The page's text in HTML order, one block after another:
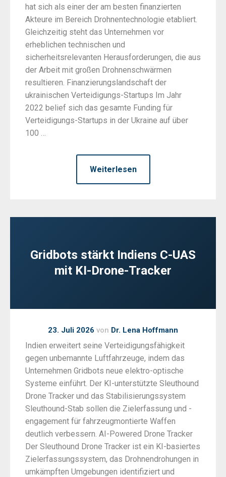
hat sich als einer der am besten finanzierten
Akteure im Bereich Drohnentechnologie etabliert.
Gleichzeitig steht das Unternehmen vor
erheblichen technischen und
sicherheitsrelevanten Herausforderungen, die aus
der Arbeit mit großen Drohnenschwärmen
resultieren. Finanzierungslandschaft der
ukrainischen Verteidigungs-Startups Im Jahr
2022 belief sich das gesamte Funding für
Verteidigungs-Startups in der Ukraine auf über
100 …
Weiterlesen
Gridbots stärkt Indiens C-UAS
mit KI-Drone-Tracker
23. Juli 2026 von Dr. Lena Hoffmann
Indien erweitert seine Verteidigungsfähigkeit
gegen unbemannte Luftfahrzeuge, indem das
Unternehmen Gridbots neue elektro-optische
Systeme einführt. Der KI-unterstützte Sleuthound
Drone Tracker und das Stabilisierungssystem
Sleuthound-Stab sollen die Zielerfassung und -
engagement für fahrzeugmontierte Waffen
deutlich verbessern. AI-Powered Drone Tracker
Der Sleuthound Drone Tracker ist ein KI-basiertes
Zielerfassungssystem, das Drohnendrohungen in
umkämpften Umgebungen identifiziert und